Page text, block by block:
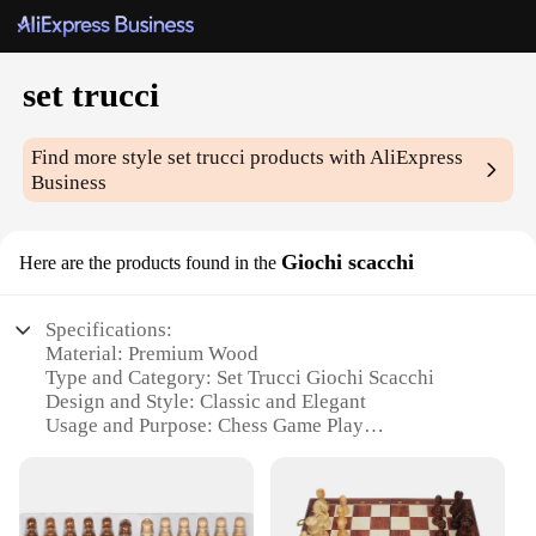
set trucci
Find more styleset trucci products with AliExpress
Business
Here are the products found in the Giochi scacchi
Specifications:
Material: Premium Wood
Type and Category: Set Trucci Giochi Scacchi
Design and Style: Classic and Elegant
Usage and Purpose: Chess Game Play
Parts and Accessories: Includes Chess Pieces and
Board